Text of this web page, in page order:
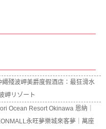
繩殘波岬美爵度假酒店：最狂滑水
岬リゾート
Ocean Resort Okinawa 恩納｜
永旺夢樂城來客夢｜萬座